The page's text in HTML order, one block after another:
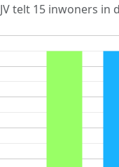
telt 15 inwoners in